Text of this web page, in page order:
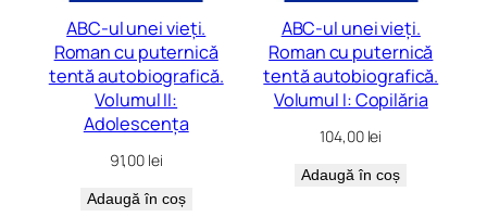
ABC-ul unei vieți.
Roman cu puternică
tentă autobiografică.
Volumul II:
Adolescența
91,00 lei
Adaugă în coș
ABC-ul unei vieți.
Roman cu puternică
tentă autobiografică.
Volumul I: Copilăria
104,00 lei
Adaugă în coș